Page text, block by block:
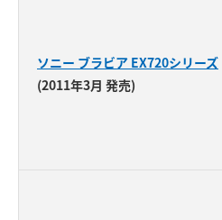
ソニー ブラビア EX720シリーズ
(2011年3月 発売)